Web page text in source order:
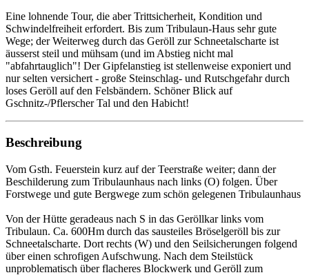
Eine lohnende Tour, die aber Trittsicherheit, Kondition und
Schwindelfreiheit erfordert. Bis zum Tribulaun-Haus sehr gute
Wege; der Weiterweg durch das Geröll zur Schneetalscharte ist
äusserst steil und mühsam (und im Abstieg nicht mal
"abfahrtauglich"! Der Gipfelanstieg ist stellenweise exponiert und
nur selten versichert - große Steinschlag- und Rutschgefahr durch
loses Geröll auf den Felsbändern. Schöner Blick auf
Gschnitz-/Pflerscher Tal und den Habicht!
Beschreibung
Vom Gsth. Feuerstein kurz auf der Teerstraße weiter; dann der
Beschilderung zum Tribulaunhaus nach links (O) folgen. Über
Forstwege und gute Bergwege zum schön gelegenen Tribulaunhaus
Von der Hütte geradeaus nach S in das Geröllkar links vom
Tribulaun. Ca. 600Hm durch das sausteiles Bröselgeröll bis zur
Schneetalscharte. Dort rechts (W) und den Seilsicherungen folgend
über einen schrofigen Aufschwung. Nach dem Steilstück
unproblematisch über flacheres Blockwerk und Geröll zum